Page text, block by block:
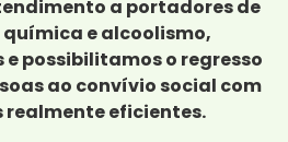
a portadores de
e alcoolismo,
possibilitamos o regresso
ao convívio social com
eficientes.